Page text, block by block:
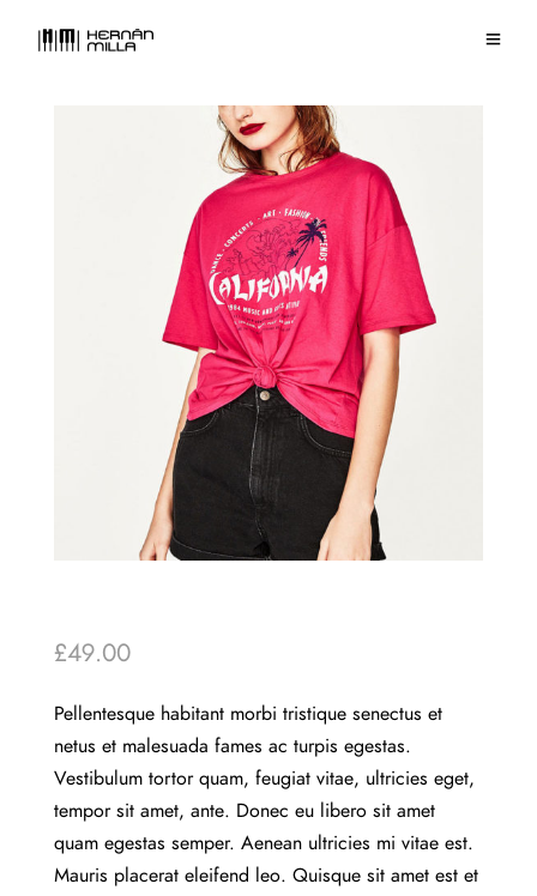
£49.00
Pellentesque habitant morbi tristique senectus et
netus et malesuada fames ac turpis egestas.
Vestibulum tortor quam, feugiat vitae, ultricies eget,
tempor sit amet, ante. Donec eu libero sit amet
quam egestas semper. Aenean ultricies mi vitae est.
Mauris placerat eleifend leo. Quisque sit amet est et